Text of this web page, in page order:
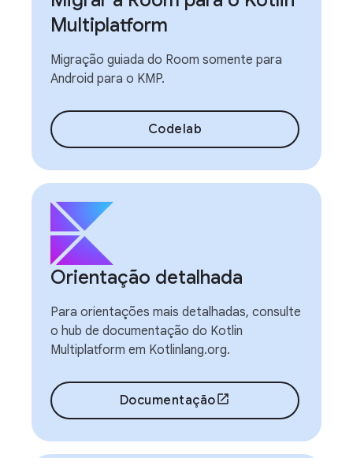
Multiplatform
Migração guiada do Room somente para
Android para o KMP.
Codelab
Orientação detalhada
Para orientações mais detalhadas, consulte
o hub de documentação do Kotlin
Multiplatform em Kotlinlang.org.
Documentação